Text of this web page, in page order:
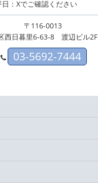
日：Xでご確認ください
〒116-0013
西日暮里6-63-8 渡辺ビル2F
03-5692-7444